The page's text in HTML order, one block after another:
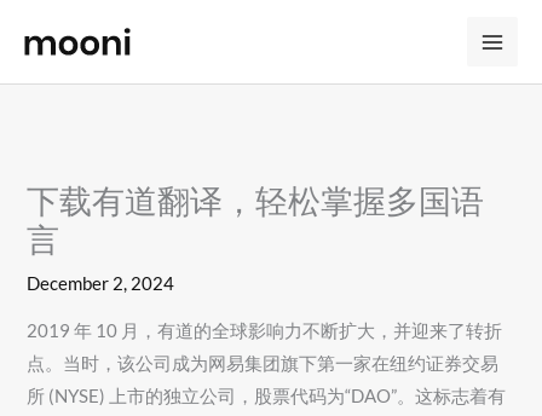
content
下载有道翻译，轻松掌握多国语
言
December 2, 2024
2019 年 10 月，有道的全球影响力不断扩大，并迎来了转折
点。当时，该公司成为网易集团旗下第一家在纽约证券交易
所 (NYSE) 上市的独立公司，股票代码为“DAO”。这标志着有